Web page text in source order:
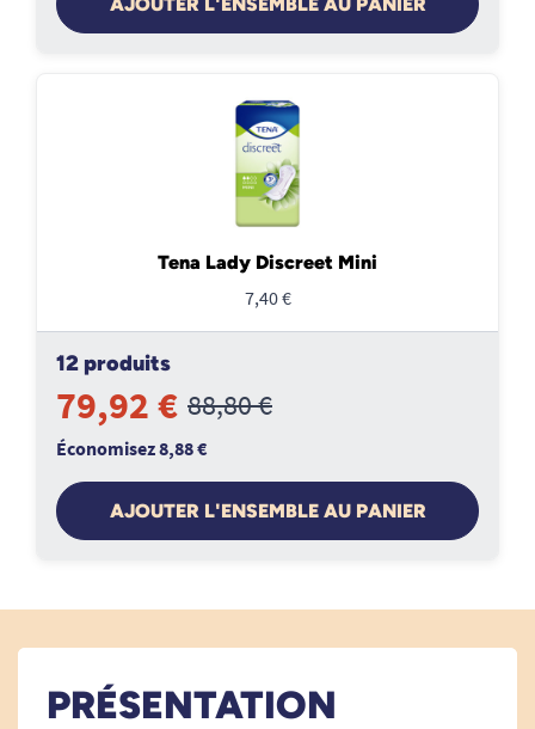
Tena Lady Discreet Mini
7,40 €
12 produits
79,92 € 88,80 €
Économisez 8,88 €
AJOUTER L'ENSEMBLE AU PANIER
PRÉSENTATION